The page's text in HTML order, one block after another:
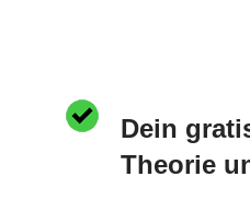
Dein
Theorie